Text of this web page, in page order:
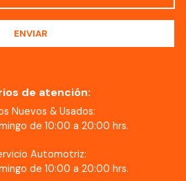
de atención:
Nuevos & Usados:
de 10:00 a 20:00 hrs.
Automotriz:
de 10:00 a 20:00 hrs.